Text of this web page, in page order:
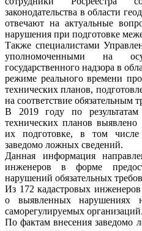
законодательства в области
отвечают на актуальные
нарушения при подготовке
Также специалистами
уполномоченными на
государственного надзора в
режиме реального времени
технических планов,
на соответствие обязательным
В 2019 году по
технических планов
их подготовке, в том числе
заведомо ложных сведений.
Данная информация
инженеров в форме
нарушений обязательных
Из 172 кадастровых
о выявленных нарушениях
саморегулируемых организаций.
По фактам внесения заведомо